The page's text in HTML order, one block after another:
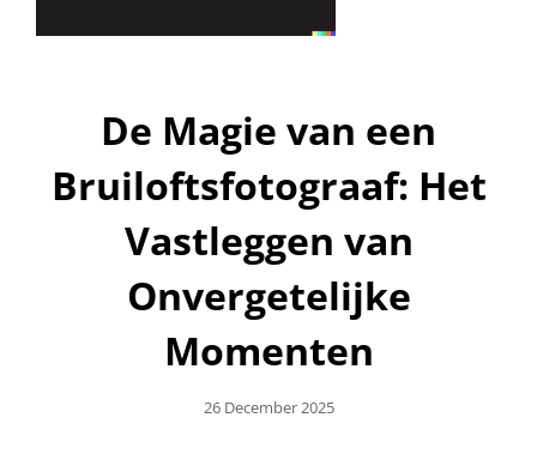
De Magie van een
Bruiloftsfotograaf: Het
Vastleggen van
Onvergetelijke
Momenten
Geplaatst
26 December 2025